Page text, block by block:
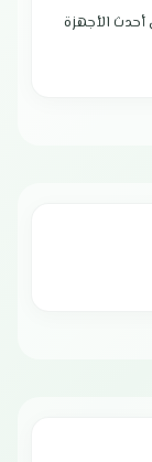
ثلاثية الأبعاد
الأمان والكفاءة
مع ريموت للتحكم
الأجهزة